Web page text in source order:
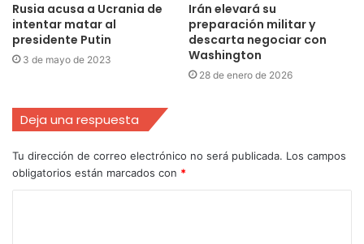
Rusia acusa a Ucrania de
intentar matar al
presidente Putin
3 de mayo de 2023
Irán elevará su
preparación militar y
descarta negociar con
Washington
28 de enero de 2026
Deja una respuesta
Tu dirección de correo electrónico no será publicada. Los campos
obligatorios están marcados con *